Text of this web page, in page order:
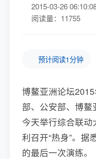
2015-03-26
阅读量：11755
预计阅读1分钟
博鳌亚洲论坛
部、公安部、博
今天举行综合联
利召开“热身”。据
的最后一次演练。